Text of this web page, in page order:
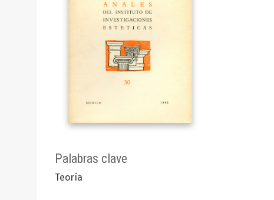
Palabras clave
Teoría